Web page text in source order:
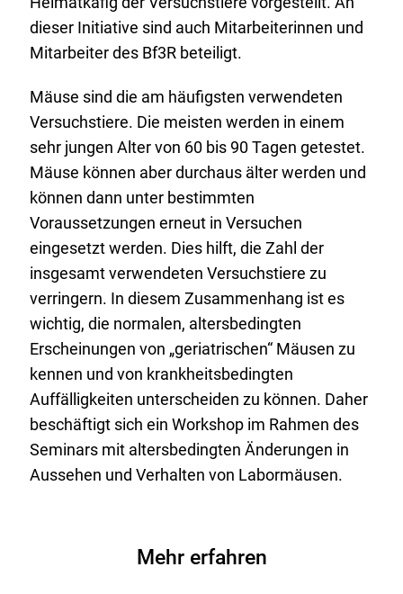
:dieser Initiative sind auch Mitarbeiterinnen und
Mitarbeiter des Bf3R beteiligt.
Mäuse sind die am häufigsten verwendeten
Versuchstiere. Die meisten werden in einem
sehr jungen Alter von 60 bis 90 Tagen getestet.
Mäuse können aber durchaus älter werden und
können dann unter bestimmten
Voraussetzungen erneut in Versuchen
eingesetzt werden. Dies hilft, die Zahl der
insgesamt verwendeten Versuchstiere zu
verringern. In diesem Zusammenhang ist es
wichtig, die normalen, altersbedingten
Erscheinungen von „geriatrischen“ Mäusen zu
kennen und von krankheitsbedingten
Auffälligkeiten unterscheiden zu können. Daher
beschäftigt sich ein Workshop im Rahmen des
Seminars mit altersbedingten Änderungen in
Aussehen und Verhalten von Labormäusen.
Mehr erfahren